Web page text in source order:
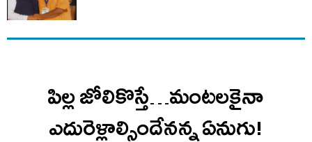
పిల్ల జోలికొస్తే…మంటలకైనా
ఎదురెళ్లాల్సిందేనన్న ఏనుగు!